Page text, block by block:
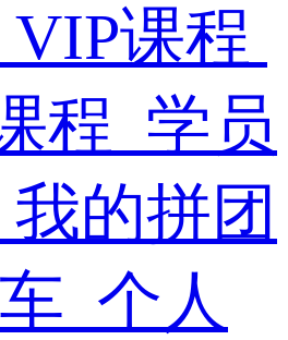
VIP课程
程 学员
我的拼团
个人